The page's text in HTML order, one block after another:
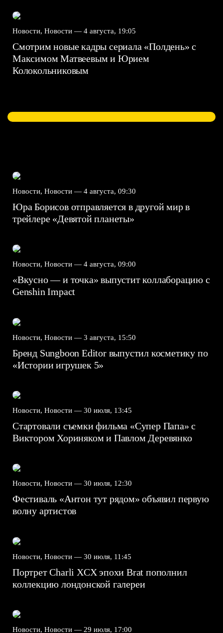
Новости, Новости — 4 августа, 19:05
Смотрим новые кадры сериала «Полдень» с
Максимом Матвеевым и Юрием
Колокольниковым
Новости, Новости — 4 августа, 09:30
Юра Борисов отправляется в другой мир в
трейлере «Девятой планеты»
Новости, Новости — 4 августа, 09:00
«Вкусно — и точка» выпустит коллаборацию с
Genshin Impact⁠⁠
Новости, Новости — 3 августа, 15:50
Бренд Sungboon Editor выпустил косметику по
«Истории игрушек 5»
Новости, Новости — 30 июля, 13:45
Стартовали съемки фильма «Супер Папа» с
Виктором Хориняком и Павлом Деревянко
Новости, Новости — 30 июля, 12:30
Фестиваль «Антон тут рядом» объявил первую
волну артистов
Новости, Новости — 30 июля, 11:45
Портрет Charli XCX эпохи Brat пополнил
коллекцию лондонской галереи
Новости, Новости — 29 июля, 17:00